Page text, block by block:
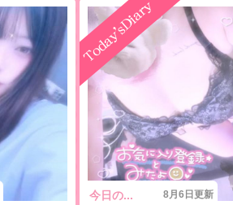
今日の... 8月6日更新